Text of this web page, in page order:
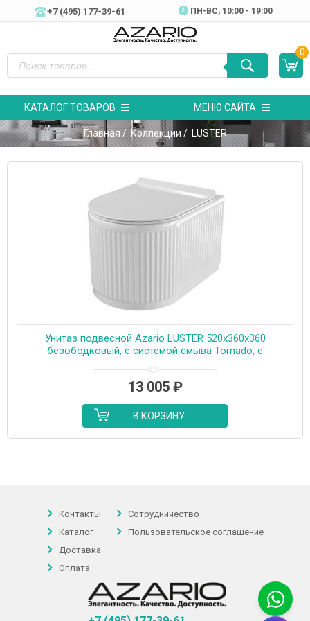
+7 (495) 177-39-61 ПН-ВC, 10:00 - 19:00
0
КАТАЛОГ ТОВАРОВ МЕНЮ САЙТА
Главная/Коллекции / LUSTER
Унитаз подвесной Azario LUSTER 520x360x360
безободковый, с системой смыва Tornado, с
13 005 ₽
В КОРЗИНУ
Контакты
Каталог
Доставка
Оплата
Сотрудничество
Пользовательское соглашение